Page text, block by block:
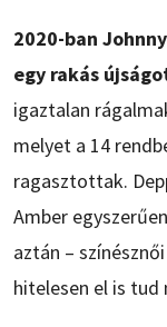
2020-ban
egy rakás
igaztalan
melyet a 14
ragasztottak.
Amber
aztán –
hitelesen el is tud